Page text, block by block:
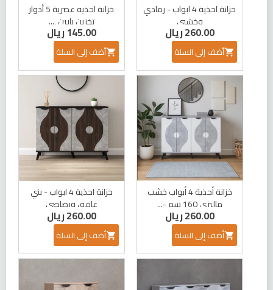
خزانة احذيه عصرية 5 أدوار
تخزين بابين ,...
145.00 ريال
أضف إلى السلة
خزانة احذية 4 ابواب - رمادي
وخشبي
260.00 ريال
أضف إلى السلة
خزانة احذية 4 ابواب - بني
غامق ورصاصي
260.00 ريال
أضف إلى السلة
خزانة أحذية 4 أبواب خشب
ماليزي 160 سم -...
260.00 ريال
أضف إلى السلة